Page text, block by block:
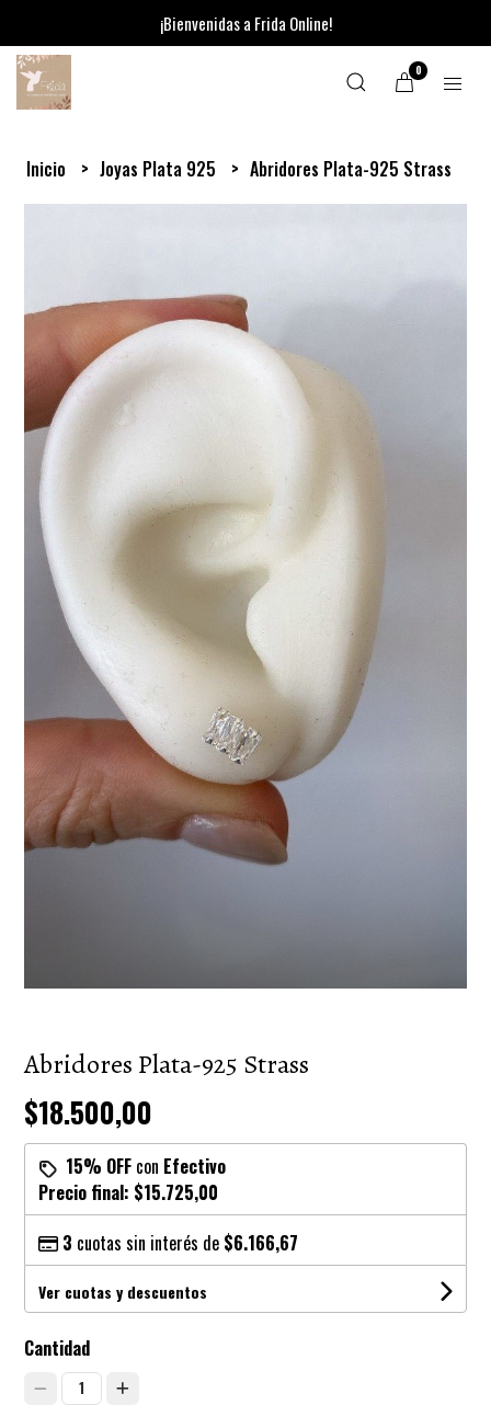
¡Bienvenidas a Frida Online!
0
Inicio Joyas Plata 925 Abridores Plata-925 Strass
Abridores Plata-925 Strass
$18.500,00
15% OFF con Efectivo
Precio final: $15.725,00
3 cuotas sin interés de $6.166,67
Ver cuotas y descuentos
Cantidad
1